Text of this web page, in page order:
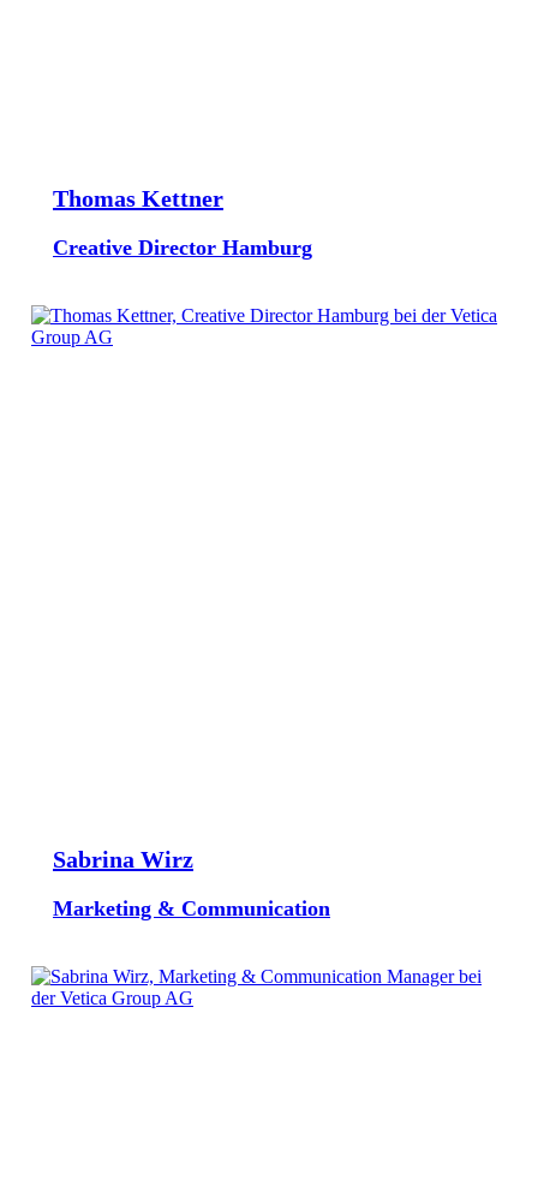
Thomas Kettner
Creative Director Hamburg
Sabrina Wirz
Marketing & Communication